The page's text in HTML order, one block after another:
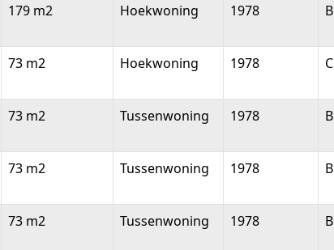
179 m2 Hoekwoning 1978 B
73 m2 Hoekwoning 1978 C
73 m2 Tussenwoning 1978 B
73 m2 Tussenwoning 1978 B
73 m2 Tussenwoning 1978 B